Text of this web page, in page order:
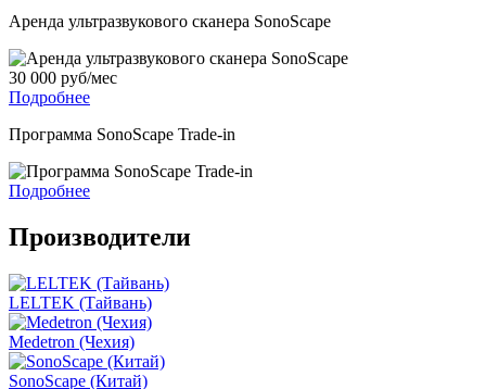
Аренда ультразвукового сканера SonoScape
30 000 руб/мес
Подробнее
Программа SonoScape Trade-in
Подробнее
Производители
LELTEK (Тайвань)
Medetron (Чехия)
SonoScape (Китай)